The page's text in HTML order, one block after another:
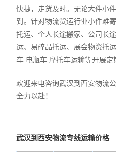
快捷，走货及时。无论大件小
到。针对物流货运行业小件难
托运、个人长途搬家、公司长
运、易碎品托运、展会物资托
车 电瓶车 摩托车运输等开展定
欢迎来电咨询武汉到西安物流
全力以赴！
武汉到西安物流专线运输价格